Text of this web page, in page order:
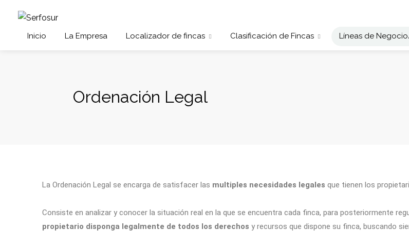
Inicio La Empresa Localizador de fincas Clasificación de Fincas Líneas de
Ordenación Legal
La Ordenación Legal se encarga de satisfacer las multiples necesidades legales que tienen los
Consiste en analizar y conocer la situación real en la que se encuentra cada finca, para posteriormente
propietario disponga legalmente de todos los derechos y recursos que dispone su finca, buscando